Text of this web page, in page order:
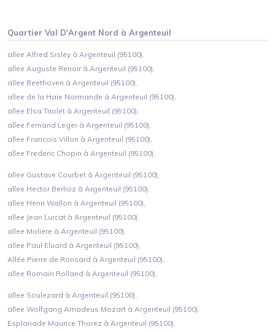
QuartierVal D'Argent Nord àArgenteuil
allee Alfred Sisley à Argenteuil (95100),
allee Auguste Renoir à Argenteuil (95100),
allee Beethoven à Argenteuil (95100),
allee de la Haie Normande à Argenteuil (95100),
allee Elsa Triolet à Argenteuil (95100),
allee Fernand Leger à Argenteuil (95100),
allee Francois Villon à Argenteuil (95100),
allee Frederic Chopin à Argenteuil (95100),
allee Gustave Courbet à Argenteuil (95100),
allee Hector Berlioz à Argenteuil (95100),
allee Henri Wallon à Argenteuil (95100),
allee Jean Lurcat à Argenteuil (95100),
allee Moliere à Argenteuil (95100),
allee Paul Eluard à Argenteuil (95100),
Allée Pierre de Ronsard à Argenteuil (95100),
allee Romain Rolland à Argenteuil (95100),
allee Soulezard à Argenteuil (95100),
allee Wolfgang Amadeus Mozart à Argenteuil (95100),
Esplanade Maurice Thorez à Argenteuil (95100),